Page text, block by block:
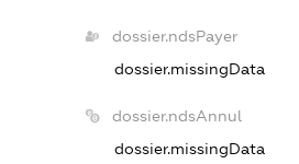
dossier.ndsPayer
dossier.missingData
dossier.ndsAnnul
dossier.missingData